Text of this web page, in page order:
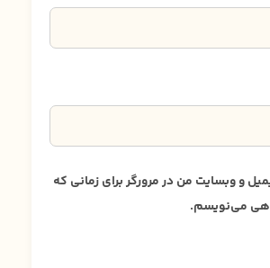
و وبسایت من در مرورگر برای زمانی که
می‌نویسم.